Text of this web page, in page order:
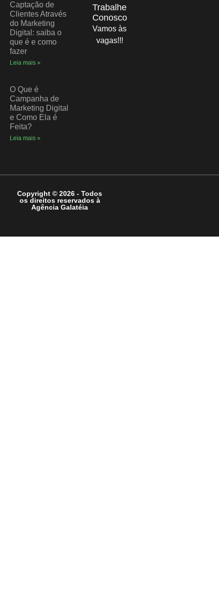
Captação de
Clientes Através
do Marketing
Digital: saiba o
que é e como
fazer
Leia mais »
O Que é
Campanha de
Marketing Digital
e Como Ela é
Feita?
Leia mais »
Trabalhe
Conosco
Vamos às
vagas!!!
Copyright © 2026 - Todos
os direitos reservados à
Agência Galatéia